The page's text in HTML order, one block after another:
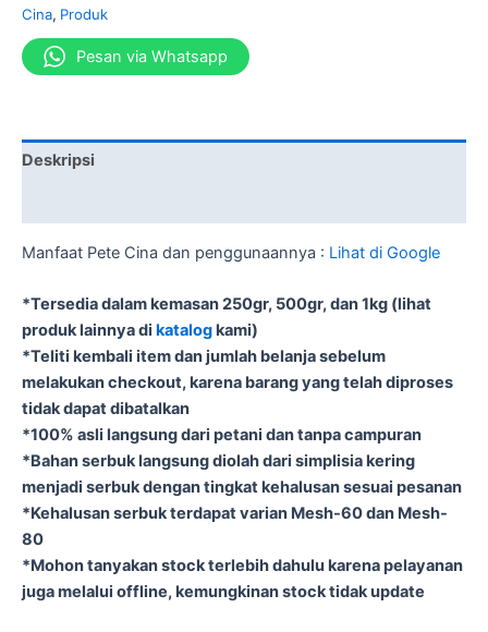
Cina, Produk
Pesan via Whatsapp
Deskripsi
Manfaat Pete Cina dan penggunaannya : Lihat di Google
*Tersedia dalam kemasan 250gr, 500gr, dan 1kg (lihat
produk lainnya di katalogkami)
*Teliti kembali item dan jumlah belanja sebelum
melakukan checkout, karena barang yang telah diproses
tidak dapat dibatalkan
*100% asli langsung dari petani dan tanpa campuran
*Bahan serbuk langsung diolah dari simplisia kering
menjadi serbuk dengan tingkat kehalusan sesuai pesanan
*Kehalusan serbuk terdapat varian Mesh-60 dan Mesh-
80
*Mohon tanyakan stock terlebih dahulu karena pelayanan
juga melalui offline, kemungkinan stock tidak update